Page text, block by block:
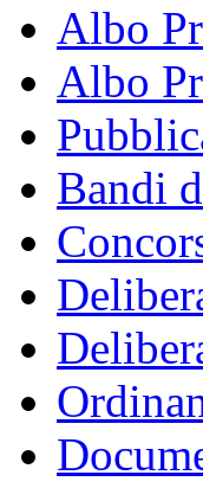
Albo
Albo
Bandi